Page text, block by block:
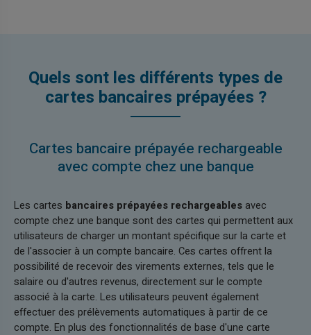
Quels sont les différents types de
cartes bancaires prépayées ?
Cartes bancaire prépayée rechargeable
avec compte chez une banque
Les cartes bancaires prépayées rechargeablesavec
compte chez une banque sont des cartes qui permettent aux
utilisateurs de charger un montant spécifique sur la carte et
de l'associer à un compte bancaire. Ces cartes offrent la
possibilité de recevoir des virements externes, tels que le
salaire ou d'autres revenus, directement sur le compte
associé à la carte. Les utilisateurs peuvent également
effectuer des prélèvements automatiques à partir de ce
compte. En plus des fonctionnalités de base d'une carte